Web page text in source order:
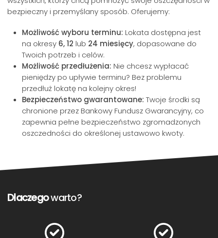
bezpieczny i przemyślany sposób. Oferujemy:
Możliwość wyboru terminu: Lokata dostępna jest
na okresy 6, 12 lub 24 miesięcy, dopasowane do
Twoich potrzeb i celów.
Możliwość przedłużenia: Nie chcesz wypłacać
pieniędzy po upływie terminu? Bez problemu
przedłuż lokatę na kolejny okres!
Bezpieczeństwo gwarantowane: Twoje środki są
chronione przez Bankowy Fundusz Gwarancyjny, co
zapewnia pełne bezpieczeństwo zgromadzonych
oszczedności do określonej ustawowo kwoty.
Dlaczegowarto?